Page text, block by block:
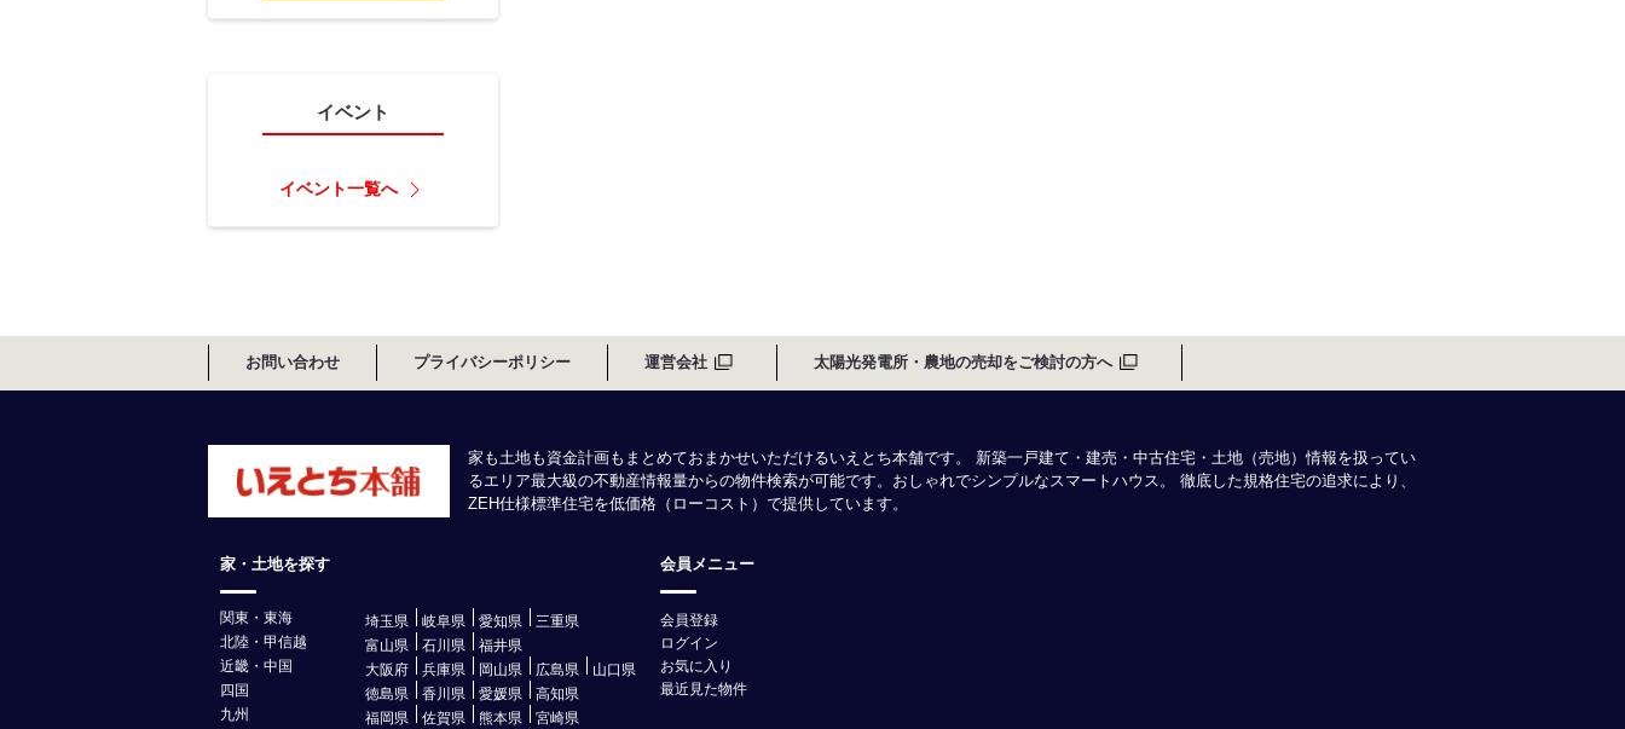
イベント
イベント一覧へ
お問い合わせ プライバシーポリシー 運営会社 太陽光発電所・農地の売却をご検討の方へ
家も土地も資金計画もまとめておまかせいただけるいえとち本舗です。 新築一戸建て・建売・中古住宅・土地（売地）情報を扱ってい
るエリア最大級の不動産情報量からの物件検索が可能です。おしゃれでシンプルなスマートハウス。 徹底した規格住宅の追求により、
ZEH仕様標準住宅を低価格（ローコスト）で提供しています。
家・土地を探す
関東・東海 埼玉県 岐阜県 愛知県
三重県
北陸・甲信越
富山県 石川県
福井県
近畿・中国
大阪府 兵庫県 岡山県 広島県
山口県
四国
徳島県 香川県 愛媛県
高知県
九州
福岡県 佐賀県 熊本県 宮崎県
会員メニュー
会員登録
ログイン
お気に入り
最近見た物件